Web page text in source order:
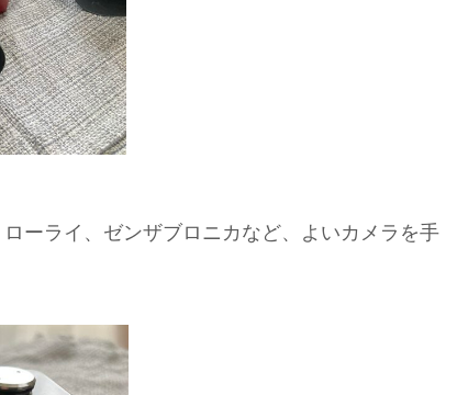
ーライ、ゼンザブロニカなど、よいカメラを手